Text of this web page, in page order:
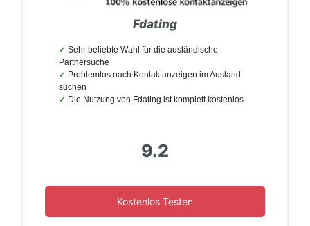
Fdating
Sehr beliebte Wahl für die ausländische
Partnersuche
Problemlos nach Kontaktanzeigen im Ausland
suchen
Die Nutzung von Fdating ist komplett kostenlos
9.2
Kostenlos Testen